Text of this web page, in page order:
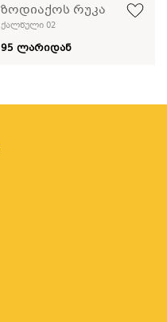
ზოდიაქოს რუკა
ქალწული 02
95 ლარიდან